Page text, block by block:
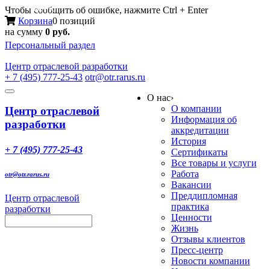
Чтобы сообщить об ошибке, нажмите Ctrl + Enter
Корзина0 позиций
на сумму 0 руб.
Персональный раздел
Центр отраслевой разработки
+ 7 (495) 777-25-43 otr@otr.rarus.ru
Toggle
Меню
Центр отраслевой
разработки
+ 7 (495) 777-25-43
otr@otr.rarus.ru
Центр отраслевой
разработки
О нас›
О компании
Информация об
аккредитации
История
Сертификаты
Все товары и услуги
Работа
Вакансии
Преддипломная
практика
Ценности
Жизнь
Отзывы клиентов
Пресс-центр
Новости компании